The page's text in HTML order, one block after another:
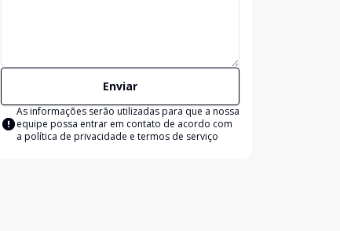
Enviar
As informações serão utilizadas para que a nossa
equipe possa entrar em contato de acordo com
a política de privacidade e termos de serviço